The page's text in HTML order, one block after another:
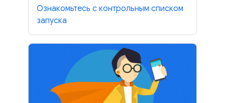
Ознакомьтесь с контрольным списком
запуска